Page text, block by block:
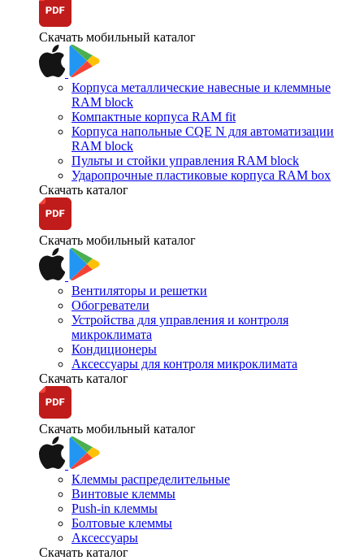
Скачать мобильный каталог
Корпуса металлические навесные и клеммные
RAM block
Компактные корпуса RAM fit
Корпуса напольные CQE N для автоматизации
RAM block
Пульты и стойки управления RAM block
Ударопрочные пластиковые корпуса RAM box
Скачать каталог
Скачать мобильный каталог
Вентиляторы и решетки
Обогреватели
Устройства для управления и контроля
микроклимата
Кондиционеры
Аксессуары для контроля микроклимата
Скачать каталог
Скачать мобильный каталог
Клеммы распределительные
Винтовые клеммы
Push-in клеммы
Болтовые клеммы
Аксессуары
Скачать каталог